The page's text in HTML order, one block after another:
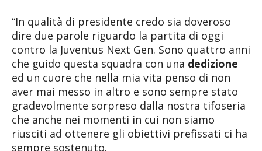
“In qualità di presidente credo sia doveroso
dire due parole riguardo la partita di oggi
contro la Juventus Next Gen. Sono quattro anni
che guido questa squadra con una dedizione
ed un cuore che nella mia vita penso di non
aver mai messo in altro e sono sempre stato
gradevolmente sorpreso dalla nostra tifoseria
che anche nei momenti in cui non siamo
riusciti ad ottenere gli obiettivi prefissati ci ha
sempre sostenuto.